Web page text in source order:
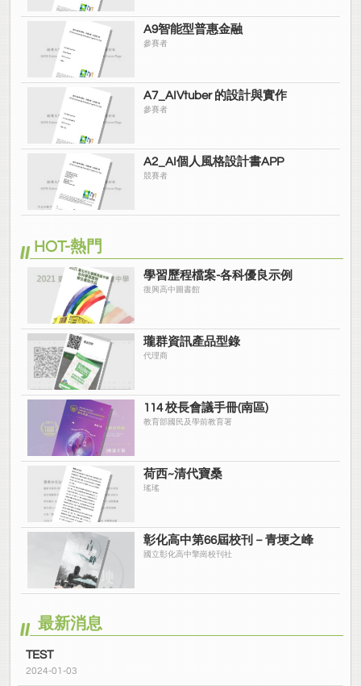
A9智能型普惠金融
參賽者
A7_AIVtuber 的設計與實作
參賽者
A2_AI個人風格設計書APP
競賽者
HOT-熱門
學習歷程檔案-各科優良示例
復興高中圖書館
瓏群資訊產品型錄
代理商
114 校長會議手冊(南區)
教育部國民及學前教育署
荷西~清代寶桑
瑤瑤
彰化高中第66屆校刊－青埂之峰
國立彰化高中擎崗校刊社
最新消息
TEST
2024-01-03